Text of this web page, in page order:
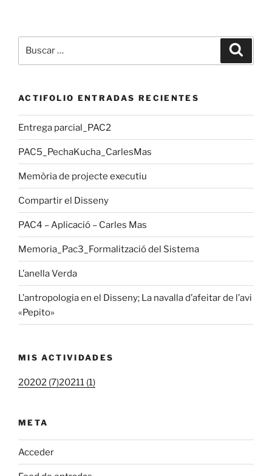
por:
ACTIFOLIO ENTRADAS RECIENTES
Entrega parcial_PAC2
PAC5_PechaKucha_CarlesMas
Memòria de projecte executiu
Compartir el Disseny
PAC4 – Aplicació – Carles Mas
Memoria_Pac3_Formalització del Sistema
L’anella Verda
L’antropologia en el Disseny; La navalla d’afeitar de l’avi
«Pepito»
MIS ACTIVIDADES
20202 (7)20211 (1)
META
Acceder